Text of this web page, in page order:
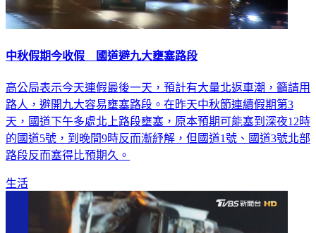
中秋假期今收假 國道避九大壅塞路段
高公局表示今天連假最後一天，預計有大量北返車潮，籲請用
路人，避開九大容易壅塞路段。在昨天中秋節連續假期第3
天，國道下午多處北上路段壅塞，原本預期可能塞到深夜12時
的國道5號，到晚間9時反而漸紓解，但國道1號、國道3號北部
路段反而塞得比預期久。
生活